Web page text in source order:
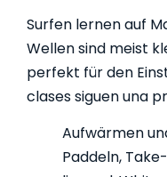
Surfen lernen auf
Wellen sind meist
perfekt für den
clases siguen una
Aufwärmen
Paddeln,